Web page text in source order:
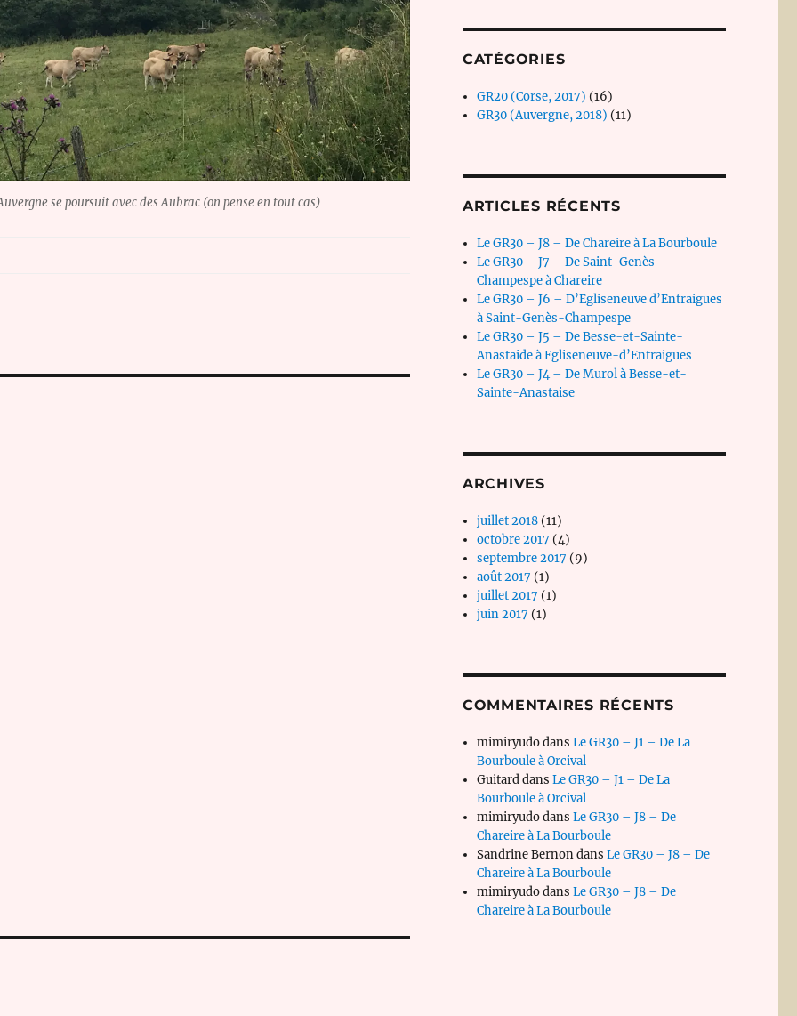
se poursuit avec des Aubrac (on pense en tout cas)
CATÉGORIES
GR20 (Corse, 2017) (16)
GR30 (Auvergne, 2018) (11)
ARTICLES RÉCENTS
Le GR30 – J8 – De Chareire à La Bourboule
Le GR30 – J7 – De Saint-Genès-
Champespe à Chareire
Le GR30 – J6 – D’Egliseneuve d’Entraigues
à Saint-Genès-Champespe
Le GR30 – J5 – De Besse-et-Sainte-
Anastaide à Egliseneuve-d’Entraigues
Le GR30 – J4 – De Murol à Besse-et-
Sainte-Anastaise
ARCHIVES
juillet 2018 (11)
octobre 2017 (4)
septembre 2017 (9)
août 2017 (1)
juillet 2017 (1)
juin 2017 (1)
COMMENTAIRES RÉCENTS
mimiryudodansLe GR30 – J1 – De La
Bourboule à Orcival
GuitarddansLe GR30 – J1 – De La
Bourboule à Orcival
mimiryudodansLe GR30 – J8 – De
Chareire à La Bourboule
Sandrine BernondansLe GR30 – J8 – De
Chareire à La Bourboule
mimiryudodansLe GR30 – J8 – De
Chareire à La Bourboule